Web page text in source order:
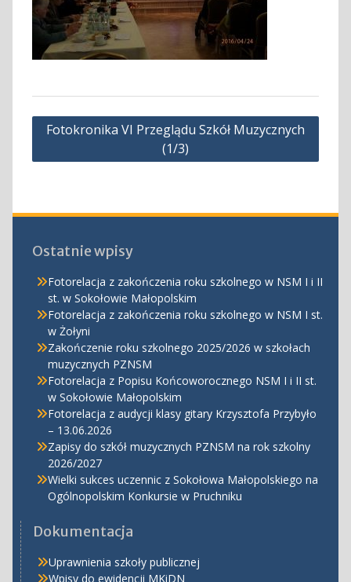
Nawigacja
Fotokronika VI Przeglądu Szkół Muzycznych
(1/3)
Ostatnie wpisy
Fotorelacja z zakończenia roku szkolnego w NSM I i II
st. w Sokołowie Małopolskim
Fotorelacja z zakończenia roku szkolnego w NSM I st.
w Żołyni
Zakończenie roku szkolnego 2025/2026 w szkołach
muzycznych PZNSM
Fotorelacja z Popisu Końcoworocznego NSM I i II st.
w Sokołowie Małopolskim
Fotorelacja z audycji klasy gitary Krzysztofa Przybyło
– 13.06.2026
Zapisy do szkół muzycznych PZNSM na rok szkolny
2026/2027
Wielki sukces uczennic z Sokołowa Małopolskiego na
Ogólnopolskim Konkursie w Pruchniku
Dokumentacja
Uprawnienia szkoły publicznej
Wpisy do ewidencji MKiDN